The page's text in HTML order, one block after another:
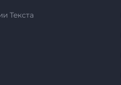
Текста